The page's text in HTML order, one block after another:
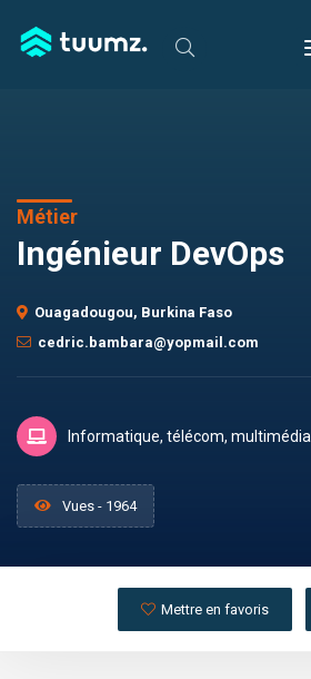
Métier
Ingénieur DevOps
Ouagadougou, Burkina Faso
cedric.bambara@yopmail.com
Informatique, télécom, multimédia
Vues - 1964
Mettre en favoris